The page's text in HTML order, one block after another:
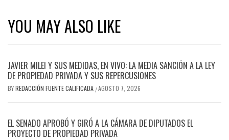
YOU MAY ALSO LIKE
JAVIER MILEI Y SUS MEDIDAS, EN VIVO: LA MEDIA SANCIÓN A LA LEY
DE PROPIEDAD PRIVADA Y SUS REPERCUSIONES
BYREDACCIÓN FUENTE CALIFICADA /AGOSTO 7, 2026
EL SENADO APROBÓ Y GIRÓ A LA CÁMARA DE DIPUTADOS EL
PROYECTO DE PROPIEDAD PRIVADA